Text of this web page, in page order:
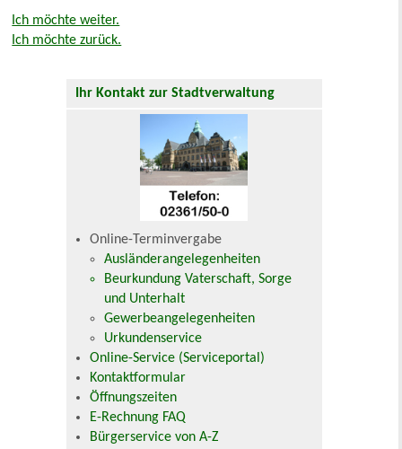
Ich möchte weiter.
Ich möchte zurück.
Ihr Kontakt zur Stadtverwaltung
Online-Terminvergabe
Ausländerangelegenheiten
Beurkundung Vaterschaft, Sorge
und Unterhalt
Gewerbeangelegenheiten
Urkundenservice
Online-Service (Serviceportal)
Kontaktformular
Öffnungszeiten
E-Rechnung FAQ
Bürgerservice von A-Z